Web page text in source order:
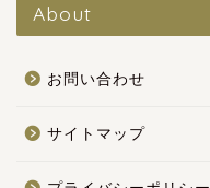
About
お問い合わせ
サイトマップ